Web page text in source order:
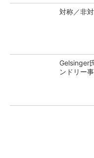
対称／非
Gelsinger
ンドリー